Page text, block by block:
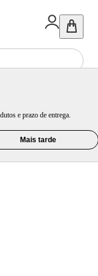
e prazo de entrega.
Mais tarde